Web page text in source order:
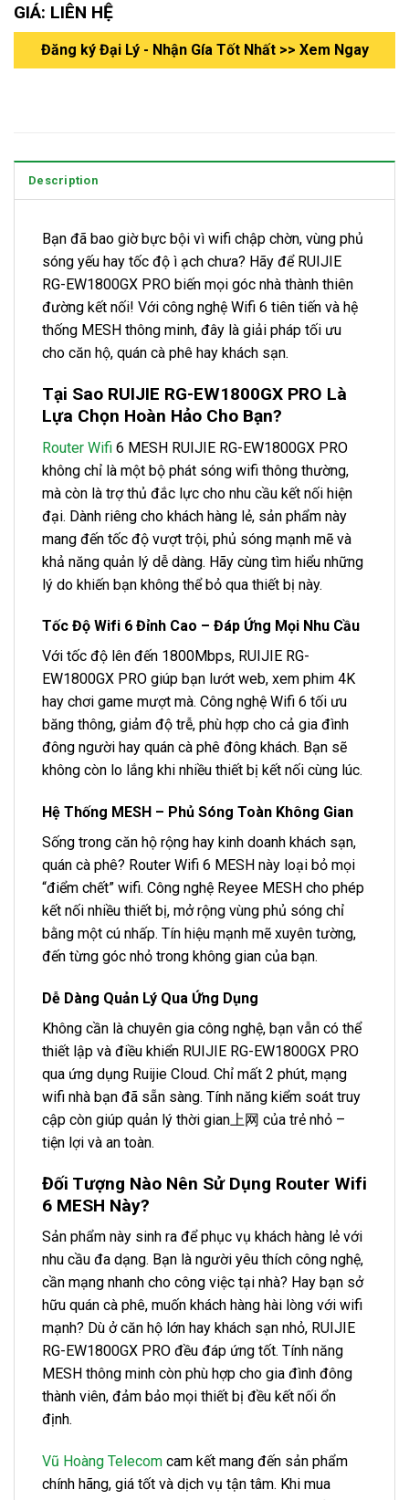
GIÁ: LIÊN HỆ
Đăng ký Đại Lý - Nhận Gía Tốt Nhất >> Xem Ngay
Description
Bạn đã bao giờ bực bội vì wifi chập chờn, vùng phủ
sóng yếu hay tốc độ ì ạch chưa? Hãy để RUIJIE
RG-EW1800GX PRO biến mọi góc nhà thành thiên
đường kết nối! Với công nghệ Wifi 6 tiên tiến và hệ
thống MESH thông minh, đây là giải pháp tối ưu
cho căn hộ, quán cà phê hay khách sạn.
Tại Sao RUIJIE RG-EW1800GX PRO Là
Lựa Chọn Hoàn Hảo Cho Bạn?
Router Wifi 6 MESH RUIJIE RG-EW1800GX PRO
không chỉ là một bộ phát sóng wifi thông thường,
mà còn là trợ thủ đắc lực cho nhu cầu kết nối hiện
đại. Dành riêng cho khách hàng lẻ, sản phẩm này
mang đến tốc độ vượt trội, phủ sóng mạnh mẽ và
khả năng quản lý dễ dàng. Hãy cùng tìm hiểu những
lý do khiến bạn không thể bỏ qua thiết bị này.
Tốc Độ Wifi 6 Đỉnh Cao – Đáp Ứng Mọi Nhu Cầu
Với tốc độ lên đến 1800Mbps, RUIJIE RG-
EW1800GX PRO giúp bạn lướt web, xem phim 4K
hay chơi game mượt mà. Công nghệ Wifi 6 tối ưu
băng thông, giảm độ trễ, phù hợp cho cả gia đình
đông người hay quán cà phê đông khách. Bạn sẽ
không còn lo lắng khi nhiều thiết bị kết nối cùng lúc.
Hệ Thống MESH – Phủ Sóng Toàn Không Gian
Sống trong căn hộ rộng hay kinh doanh khách sạn,
quán cà phê? Router Wifi 6 MESH này loại bỏ mọi
“điểm chết” wifi. Công nghệ Reyee MESH cho phép
kết nối nhiều thiết bị, mở rộng vùng phủ sóng chỉ
bằng một cú nhấp. Tín hiệu mạnh mẽ xuyên tường,
đến từng góc nhỏ trong không gian của bạn.
Dễ Dàng Quản Lý Qua Ứng Dụng
Không cần là chuyên gia công nghệ, bạn vẫn có thể
thiết lập và điều khiển RUIJIE RG-EW1800GX PRO
qua ứng dụng Ruijie Cloud. Chỉ mất 2 phút, mạng
wifi nhà bạn đã sẵn sàng. Tính năng kiểm soát truy
cập còn giúp quản lý thời gian上网 của trẻ nhỏ –
tiện lợi và an toàn.
Đối Tượng Nào Nên Sử Dụng Router Wifi
6 MESH Này?
Sản phẩm này sinh ra để phục vụ khách hàng lẻ với
nhu cầu đa dạng. Bạn là người yêu thích công nghệ,
cần mạng nhanh cho công việc tại nhà? Hay bạn sở
hữu quán cà phê, muốn khách hàng hài lòng với wifi
mạnh? Dù ở căn hộ lớn hay khách sạn nhỏ, RUIJIE
RG-EW1800GX PRO đều đáp ứng tốt. Tính năng
MESH thông minh còn phù hợp cho gia đình đông
thành viên, đảm bảo mọi thiết bị đều kết nối ổn
định.
Vũ Hoàng Telecom cam kết mang đến sản phẩm
chính hãng, giá tốt và dịch vụ tận tâm. Khi mua